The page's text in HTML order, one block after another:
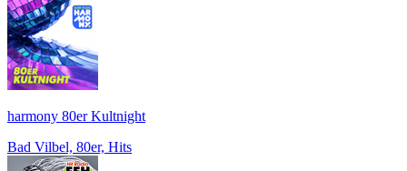
harmony 80er Kultnight
Bad Vilbel, 80er, Hits